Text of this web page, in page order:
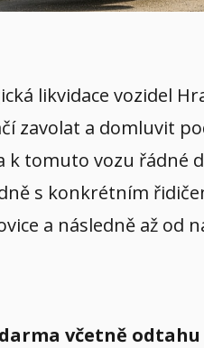
likvidace vozidel
zavolat a domluvit
tomuto vozu řádné
s konkrétním
a následně až
včetně